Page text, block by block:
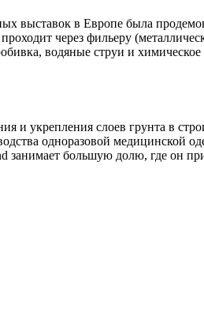
выставок в Европе была
через фильеру
водяные струи и химическое
и укрепления слоев грунта в
одноразовой медицинской
занимает большую долю, где он